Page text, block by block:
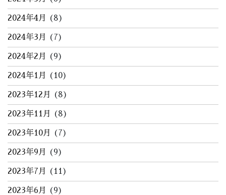
2024年4月 (8)
2024年3月 (7)
2024年2月 (9)
2024年1月 (10)
2023年12月 (8)
2023年11月 (8)
2023年10月 (7)
2023年9月 (9)
2023年7月 (11)
2023年6月 (9)